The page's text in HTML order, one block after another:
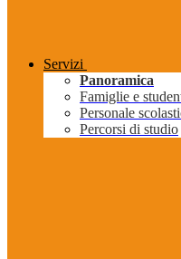
Servizi
Panoramica
Famiglie e
Personale
Percorsi di studio